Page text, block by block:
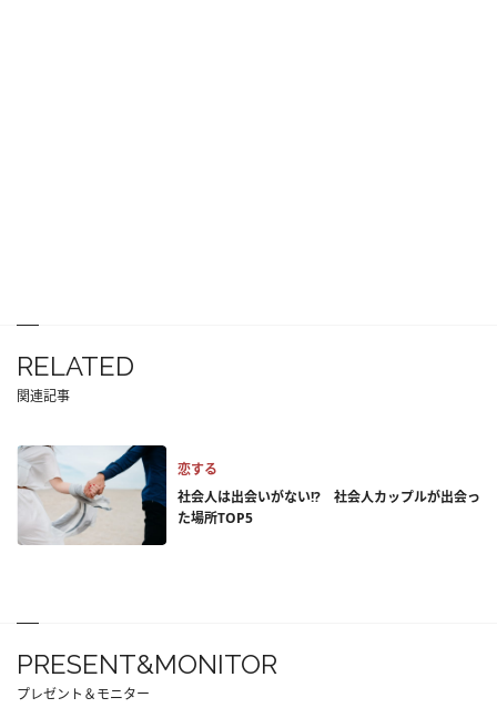
RELATED
関連記事
恋する
社会人は出会いがない!? 社会人カップルが出会っ
た場所TOP5
PRESENT&MONITOR
プレゼント＆モニター